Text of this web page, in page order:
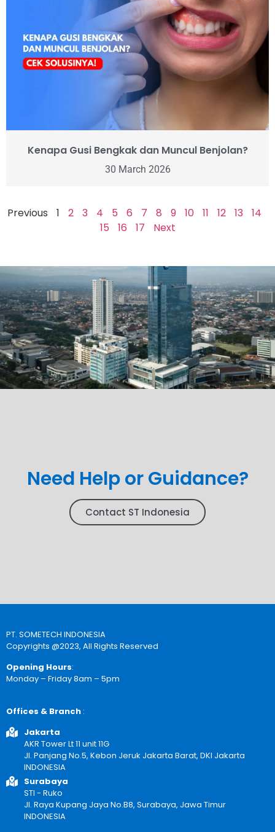
Kenapa Gusi Bengkak dan Muncul Benjolan?
30 March 2026
Previous 1 2 3 4 5 6 7 8 9 10 11 12 13
14
15
16 17 Next
Need Help or Guidance?
Contact ST Indonesia
PT. SOMETECH INDONESIA
Copyrights @2023, All Rights Reserved
Opening Hours:
Monday – Friday 8am – 5pm
Offices & Branch :
Jakarta
AKR Tower Lt 11 unit 11G
Jl. Panjang No.5, Kebon Jeruk Jakarta Barat, DKI Jakarta
INDONESIA
Surabaya
STI - Ruko
Jl. Raya Kupang Jaya No.B8, Surabaya, Jawa Timur
INDONESIA